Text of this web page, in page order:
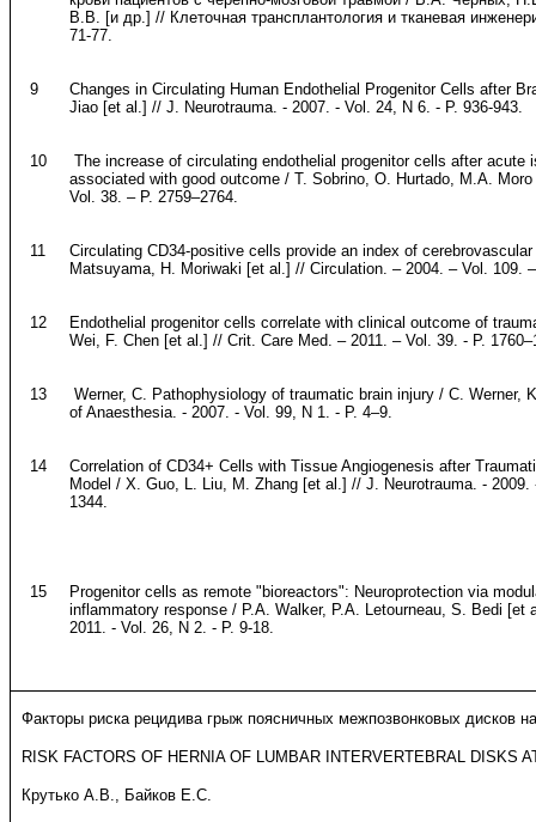
В.В. [и др.] // Клеточная трансплантология и тканевая
71-77.
9
Changes in Circulating Human Endothelial Progenitor Cells after
Jiao [et al.] // J. Neurotrauma. - 2007. - Vol. 24, N 6. - P. 936-943.
10
The increase of circulating endothelial progenitor cells after acute
associated with good outcome / T. Sobrino, O. Hurtado, M.A.
Vol. 38. – P. 2759–2764.
11
Circulating CD34-positive cells provide an index of
Matsuyama, H. Moriwaki [et al.] // Circulation. – 2004. – Vol. 109.
12
Endothelial progenitor cells correlate with clinical outcome of
Wei, F. Chen [et al.] // Crit. Care Med. – 2011. – Vol. 39. - P.
13
Werner, С. Pathophysiology of traumatic brain injury / C. Werner,
of Anaesthesia. - 2007. - Vol. 99, N 1. - P. 4–9.
14
Correlation of CD34+ Cells with Tissue Angiogenesis after
Model / X. Guo, L. Liu, M. Zhang [et al.] // J. Neurotrauma. - 2009.
1344.
15
Progenitor cells as remote "bioreactors": Neuroprotection via
inflammatory response / P.A. Walker, P.A. Letourneau, S. Bedi
2011. - Vol. 26, N 2. - P. 9-18.
Факторы риска рецидива грыж поясничных межпозвонковых дисков
RISK FACTORS OF HERNIA OF LUMBAR INTERVERTEBRAL DISKS
Крутько А.В., Байков Е.С.